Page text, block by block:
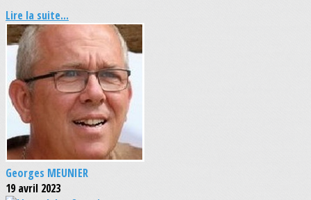
Lire la suite...
Georges MEUNIER
19 avril 2023